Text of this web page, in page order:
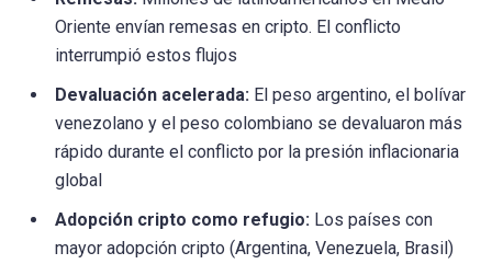
Oriente envían remesas en cripto. El conflicto
interrumpió estos flujos
Devaluación acelerada: El peso argentino, el bolívar
venezolano y el peso colombiano se devaluaron más
rápido durante el conflicto por la presión inflacionaria
global
Adopción cripto como refugio: Los países con
mayor adopción cripto (Argentina, Venezuela, Brasil)